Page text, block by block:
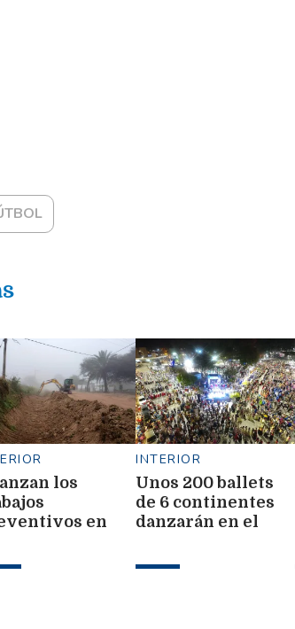
los
en
para
INTERIOR
Unos 200 ballets
de 6 continentes
danzarán en el
2026